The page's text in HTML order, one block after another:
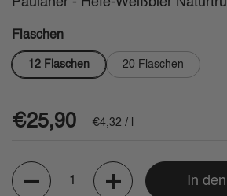
Flaschen
12 Flaschen 20 Flaschen
Regulärer Preis
€25,90 Stückpreis
€4,32 / l
Anzahl
In